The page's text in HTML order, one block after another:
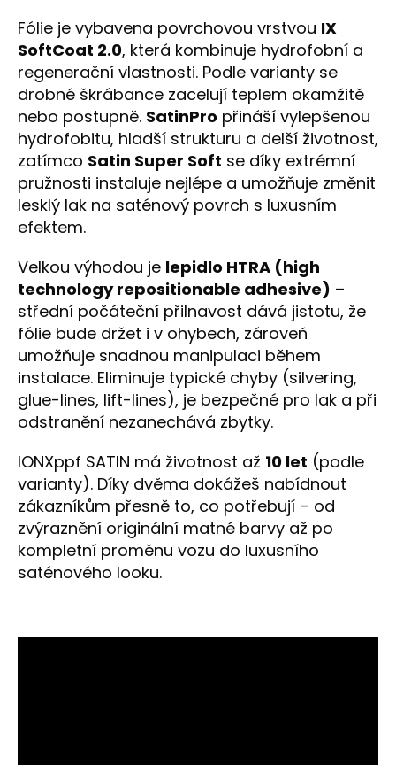
Fólie je vybavena povrchovou vrstvou IX
SoftCoat 2.0, která kombinuje hydrofobní a
regenerační vlastnosti. Podle varianty se
drobné škrábance zacelují teplem okamžitě
nebo postupně. SatinPro přináší vylepšenou
hydrofobitu, hladší strukturu a delší životnost,
zatímco Satin Super Soft se díky extrémní
pružnosti instaluje nejlépe a umožňuje změnit
lesklý lak na saténový povrch s luxusním
efektem.
Velkou výhodou je lepidlo HTRA (high
technology repositionable adhesive) –
střední počáteční přilnavost dává jistotu, že
fólie bude držet i v ohybech, zároveň
umožňuje snadnou manipulaci během
instalace. Eliminuje typické chyby (silvering,
glue-lines, lift-lines), je bezpečné pro lak a při
odstranění nezanechává zbytky.
IONXppf SATIN má životnost až 10 let (podle
varianty). Díky dvěma dokážeš nabídnout
zákazníkům přesně to, co potřebují – od
zvýraznění originální matné barvy až po
kompletní proměnu vozu do luxusního
saténového looku.